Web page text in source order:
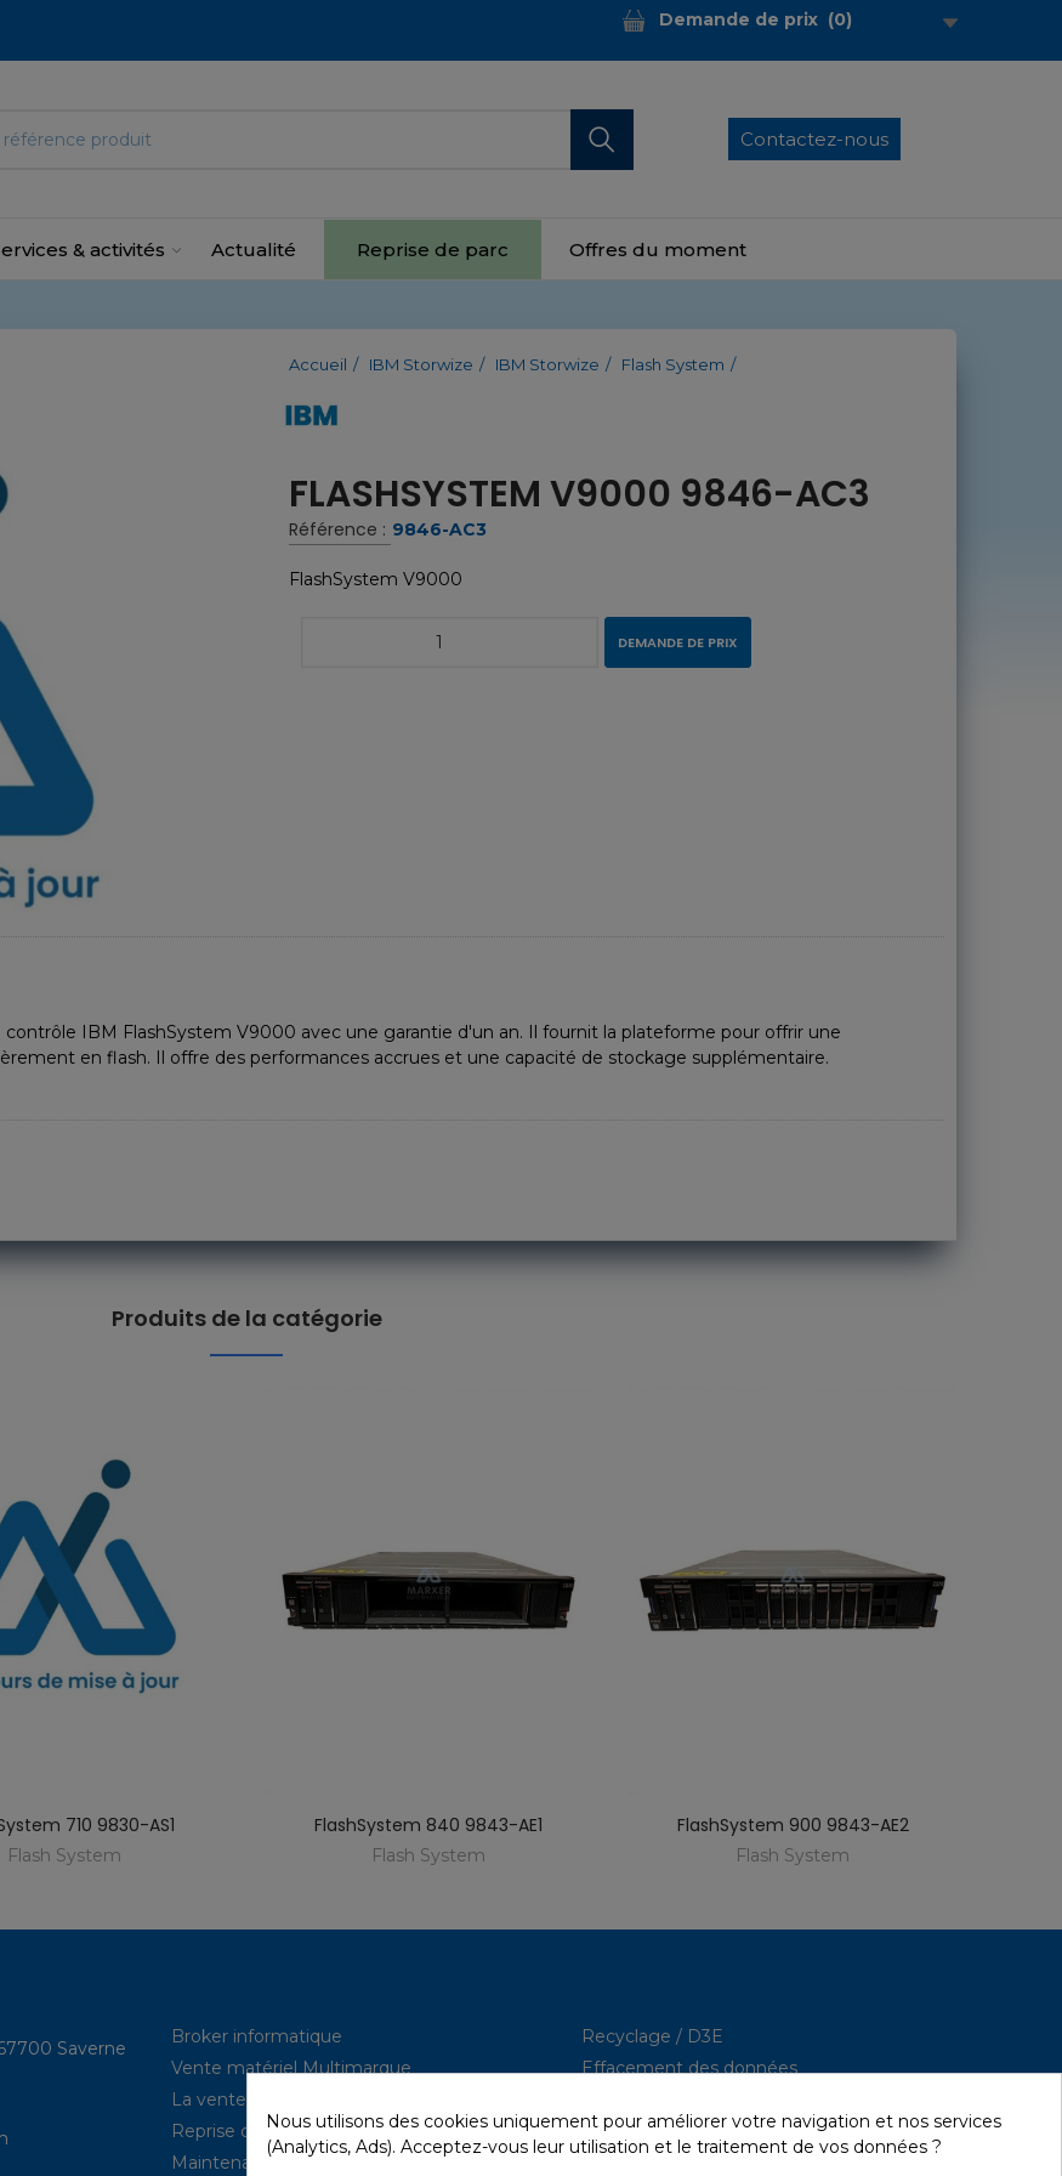
Demande de prix (0)
Contactez-nous
& activités Actualité Reprise de parc Offres du moment
Accueil IBM Storwize IBM Storwize Flash System
FLASHSYSTEM V9000 9846-AC3
Référence : 9846-AC3
FlashSystem V9000
DEMANDE DE PRIX
IBM FlashSystem V9000 avec une garantie d'un an. Il fournit la plateforme pour offrir une
en flash. Il offre des performances accrues et une capacité de stockage supplémentaire.
Produits de la catégorie
710 9830-AS1
Flash System
FlashSystem 840 9843-AE1
Flash System
FlashSystem 900 9843-AE2
Flash System
Saverne
Broker informatique
Vente matériel Multimarque
La vente de neuf (power IBM, …)
Reprise de parcs
Maintenance hardware
Recyclage / D3E
Effacement des données
Quick / EDD, Syncsort
Nous utilisons des cookies uniquement pour améliorer votre navigation et nos services
(Analytics, Ads). Acceptez-vous leur utilisation et le traitement de vos données ?